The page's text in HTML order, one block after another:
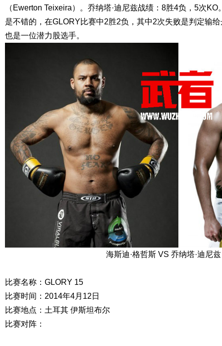
（Ewerton Teixeira）。乔纳塔·迪尼兹战绩：8胜4负，5次
是不错的，在GLORY比赛中2胜2负，其中2次失败是判定输给
也是一位潜力股选手。
海斯迪·格哲斯 VS 乔纳塔·迪尼兹
比赛名称：GLORY 15
比赛时间：2014年4月12日
比赛地点：土耳其 伊斯坦布尔
比赛对阵：